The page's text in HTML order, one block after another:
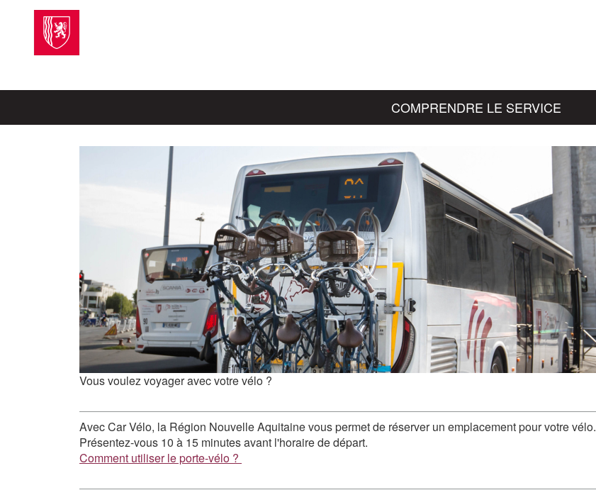
COMPRENDRE LE SERVICE
Vous voulez voyager avec votre vélo ?
Avec Car Vélo, la Région Nouvelle Aquitaine vous permet de réserver un emplacement pour votre vélo.
Présentez-vous 10 à 15 minutes avant l'horaire de départ.
Comment utiliser le porte-vélo ?